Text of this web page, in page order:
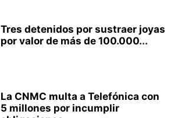
Tres detenidos por sustraer joyas
por valor de más de 100.000...
La CNMC multa a Telefónica con
5 millones por incumplir